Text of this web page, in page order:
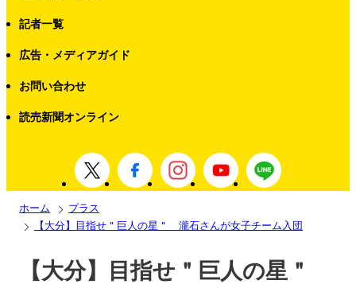
記者一覧
広告・メディアガイド
お問い合わせ
読売新聞オンライン
ホーム
プラス
【大分】目指せ＂巨人の星＂ 瀧石さんが女子チーム入団
【大分】目指せ＂巨人の星＂